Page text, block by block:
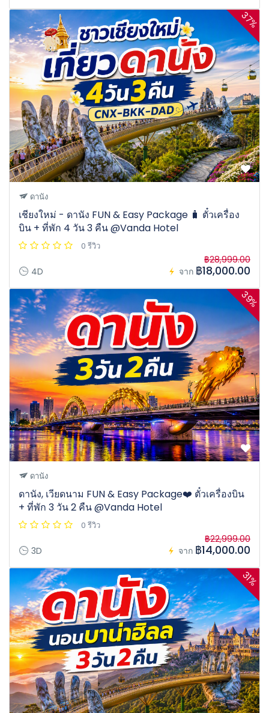
37%
ดานัง
เชียงใหม่ - ดานัง FUN & Easy Package 🧳 ตั๋วเครื่อง
บิน + ที่พัก 4 วัน 3 คืน @Vanda Hotel
0 รีวิว
4D จาก
฿28,999.00
฿18,000.00
39%
ดานัง
ดานัง, เวียดนาม FUN & Easy Package❤️ ตั๋วเครื่องบิน
+ ที่พัก 3 วัน 2 คืน @Vanda Hotel
0 รีวิว
3D จาก
฿22,999.00
฿14,000.00
31%